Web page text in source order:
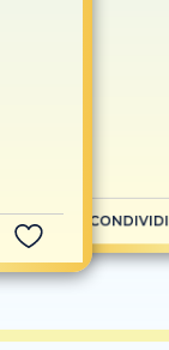
CONDIVIDI